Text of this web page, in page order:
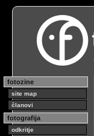
fotozine
site map
članovi
fotografija
odkritje